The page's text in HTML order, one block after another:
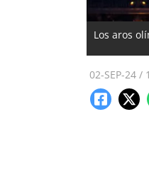
Los aros
02-SEP-24 /